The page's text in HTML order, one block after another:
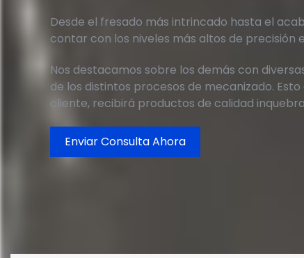
Desde el fresado más intrincado hasta el
contar con los niveles más altos de precisión
Nos destacamos sobre los demás con
de los distintos procesos de mecanizado.
cliente, recibirá productos de calidad
Enviar Consulta Ahora